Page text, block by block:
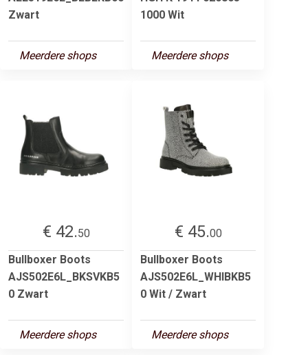
Zwart
Meerdere shops
1000 Wit
Meerdere shops
€ 42.50
Bullboxer Boots
AJS502E6L_BKSVKB5
0 Zwart
Meerdere shops
€ 45.00
Bullboxer Boots
AJS502E6L_WHIBKB5
0 Wit / Zwart
Meerdere shops